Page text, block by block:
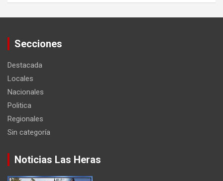
Secciones
Destacada
Locales
Nacionales
Politica
Regionales
Sin categoría
Noticias Las Heras